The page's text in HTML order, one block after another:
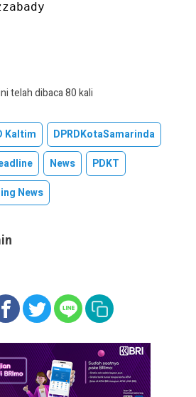
telah dibaca 80 kali
Kaltim
DPRDKotaSamarinda
News
PDKT
News